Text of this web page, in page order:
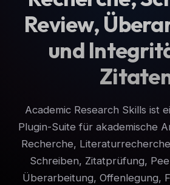
Review,
und
Academic Research Skills ist
Plugin-Suite für akademische
Recherche,
Schreiben, Zitatprüfung,
Überarbeitung, Offenlegung,